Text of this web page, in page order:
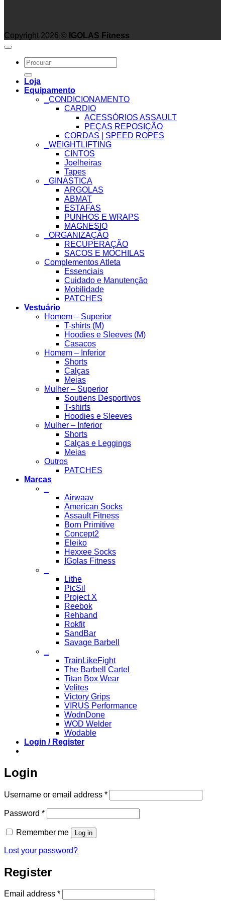
Copyright 2026 © IGOLAS Fitness
Search
for:
Loja
Equipamento
_CONDICIONAMENTO
CARDIO
ACESSÓRIOS ASSAULT
PEÇAS REPOSIÇÃO
CORDAS | SPEED ROPES
_WEIGHTLIFTING
CINTOS
Joelheiras
Tapes
_GINASTICA
ARGOLAS
ABMAT
ESTAFAS
PUNHOS E WRAPS
MAGNESIO
_ORGANIZAÇÃO
RECUPERAÇÃO
SACOS E MOCHILAS
Complementos Atleta
Essenciais
Cuidado e Manutenção
Mobilidade
PATCHES
Vestuário
Homem – Superior
T-shirts (M)
Hoodies e Sleeves (M)
Casacos
Homem – Inferior
Shorts
Calças
Meias
Mulher – Superior
Soutiens Desportivos
T-shirts
Hoodies e Sleeves
Mulher – Inferior
Shorts
Calças e Leggings
Meias
Outros
PATCHES
Marcas
Airwaav
American Socks
Assault Fitness
Born Primitive
Concept2
Eleiko
Hexxee Socks
IGolas Fitness
Lithe
PicSil
Project X
Reebok
Rehband
Rokfit
SandBar
Savage Barbell
TrainLikeFight
The Barbell Cartel
Titan Box Wear
Velites
Victory Grips
VIRUS Performance
WodnDone
WOD Welder
Wodable
Login / Register
Login
Username or email address *Required
Password *Required
Remember me Log in
Lost your password?
Register
Email address *Required